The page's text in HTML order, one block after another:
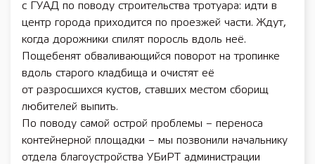
с ГУАД по поводу строительства тротуара: идти в
центр города приходится по проезжей части. Ждут,
когда дорожники спилят поросль вдоль неё.
Пощебенят обваливающийся поворот на тропинке
вдоль старого кладбища и очистят её
от разросшихся кустов, ставших местом сборищ
любителей выпить.
По поводу самой острой проблемы – переноса
контейнерной площадки – мы позвонили начальнику
отдела благоустройства УБиРТ администрации